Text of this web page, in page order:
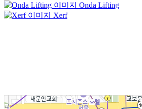
Onda Lifting
Xerf